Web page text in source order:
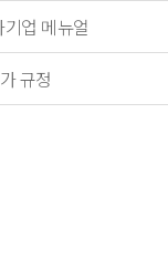
업 메뉴얼
규정